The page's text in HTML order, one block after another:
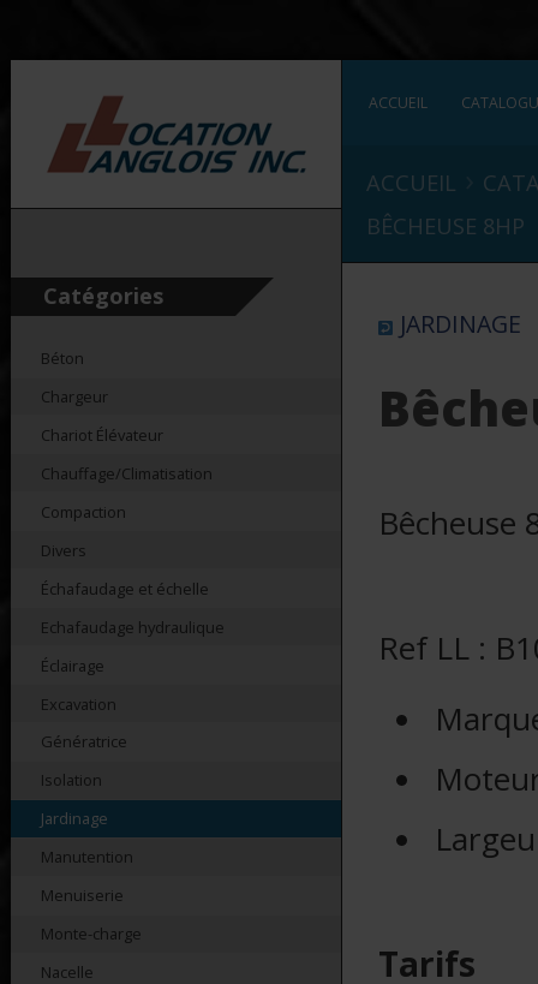
Catégories
Béton
Chargeur
Chariot Élévateur
Chauffage/Climatisation
Compaction
Divers
Échafaudage et échelle
Echafaudage hydraulique
Éclairage
Excavation
Génératrice
Isolation
Jardinage
Manutention
Menuiserie
Monte-charge
Nacelle
ACCUEIL
ACCUEIL
BÊCHEUSE 8HP
JARDINAGE
Bêcheuse
Ref LL :
Tarifs